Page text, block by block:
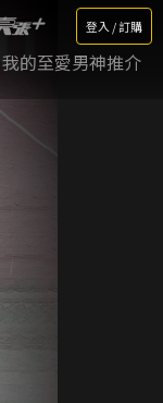
登入 / 訂購
我的至愛男神推介